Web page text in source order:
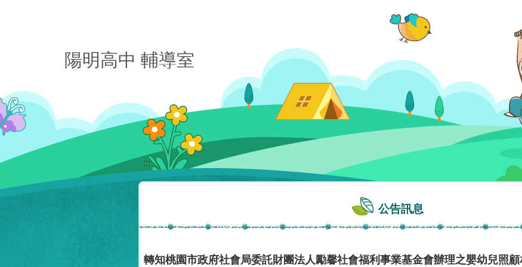
陽明高中 輔導室
:::
公告訊息
轉知桃園市政府社會局委託財團法人勵馨社會福利事業基金會辦理之嬰幼兒照